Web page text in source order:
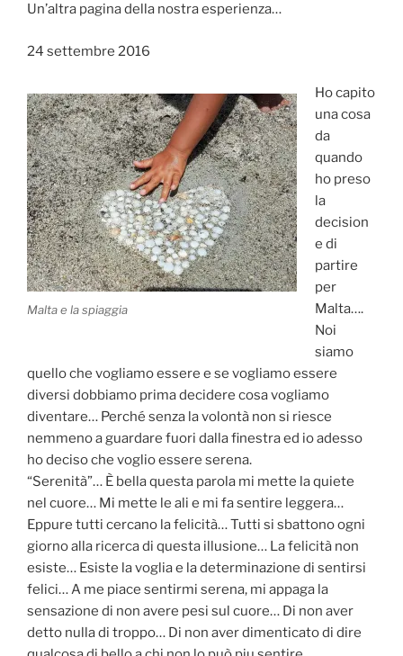
o
o
di
Un’altra pagina della nostra esperienza…
24 settembre 2016
Malta e la spiaggia
Ho capito
una cosa
da
quando
ho preso
la
decision
e di
partire
per
Malta….
Noi
siamo
quello che vogliamo essere e se vogliamo essere
diversi dobbiamo prima decidere cosa vogliamo
diventare… Perché senza la volontà non si riesce
nemmeno a guardare fuori dalla finestra ed io adesso
ho deciso che voglio essere serena.
“Serenità”… È bella questa parola mi mette la quiete
nel cuore… Mi mette le ali e mi fa sentire leggera…
Eppure tutti cercano la felicità… Tutti si sbattono ogni
giorno alla ricerca di questa illusione… La felicità non
esiste… Esiste la voglia e la determinazione di sentirsi
felici… A me piace sentirmi serena, mi appaga la
sensazione di non avere pesi sul cuore… Di non aver
detto nulla di troppo… Di non aver dimenticato di dire